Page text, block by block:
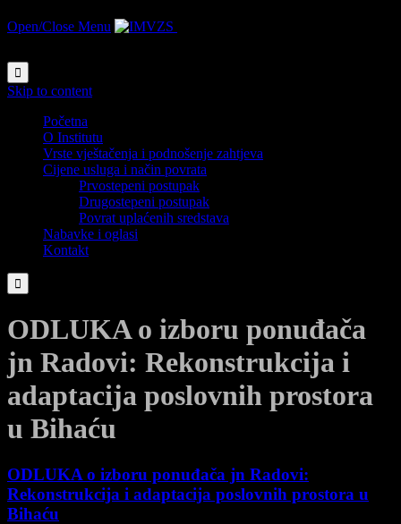
Open/Close Menu

Skip to content
Početna
O Institutu
Vrste vještačenja i podnošenje zahtjeva
Cijene usluga i način povrata
Prvostepeni postupak
Drugostepeni postupak
Povrat uplaćenih sredstava
Nabavke i oglasi
Kontakt

ODLUKA o izboru ponuđača
jn Radovi: Rekonstrukcija i
adaptacija poslovnih prostora
u Bihaću
ODLUKA o izboru ponuđača jn Radovi:
Rekonstrukcija i adaptacija poslovnih prostora u
Bihaću